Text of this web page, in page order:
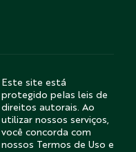
Este site está
protegido pelas leis de
direitos autorais. Ao
utilizar nossos serviços,
você concorda com
nossos Termos de Uso e